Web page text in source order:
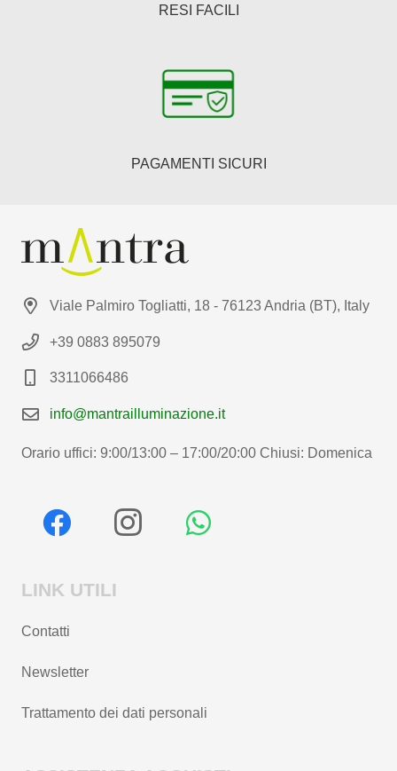
RESI FACILI
PAGAMENTI SICURI
Viale Palmiro Togliatti, 18 - 76123 Andria (BT), Italy
+39 0883 895079
3311066486
info@mantrailluminazione.it
Orario uffici: 9:00/13:00 – 17:00/20:00 Chiusi: Domenica
LINK UTILI
Contatti
Newsletter
Trattamento dei dati personali